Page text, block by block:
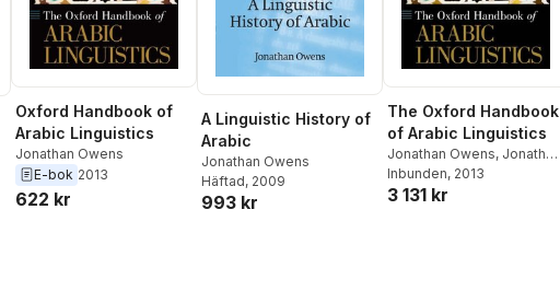
Oxford Handbook of
Arabic Linguistics
Jonathan Owens
E-bok 2013
622 kr
A Linguistic History of
Arabic
Jonathan Owens
Häftad, 2009
993 kr
The Oxford Handbook
of Arabic Linguistics
Jonathan Owens, Jonathan
Owens
Inbunden, 2013
3 131 kr